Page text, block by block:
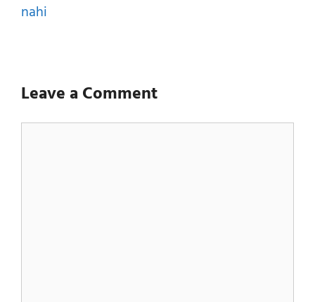
nahi
Leave a Comment